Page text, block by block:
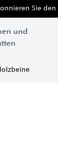
Sie
und